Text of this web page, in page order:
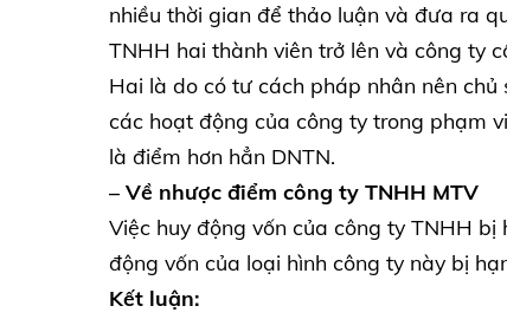
nhiều thời gian để thảo luận và đưa ra
TNHH hai thành viên trở lên và công ty
Hai là do có tư cách pháp nhân nên
các hoạt động của công ty trong phạm
là điểm hơn hẳn DNTN.
– Về nhược điểm công ty TNHH MTV
Việc huy động vốn của công ty TNHH
động vốn của loại hình công ty này bị
Kết luận: